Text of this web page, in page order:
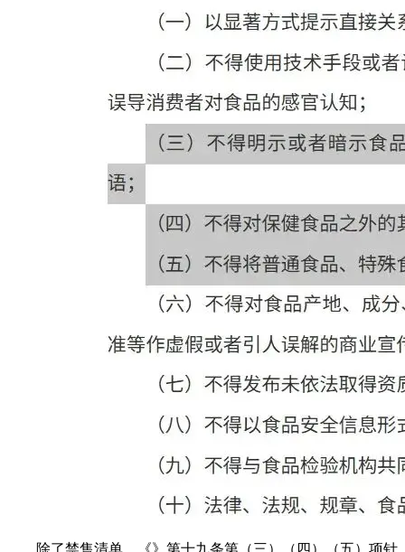
除了禁售清单，《》第十九条第（三）（四）（五）项针